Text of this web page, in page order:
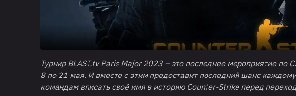
Турнир BLAST.tv Paris Major 2023 – это последнее мероприятие по
8 по 21 мая. И вместе с этим предоставит последний шанс
командам вписать своё имя в историю Counter-Strike перед